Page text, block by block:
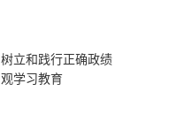
树立和践行正确政绩
观学习教育